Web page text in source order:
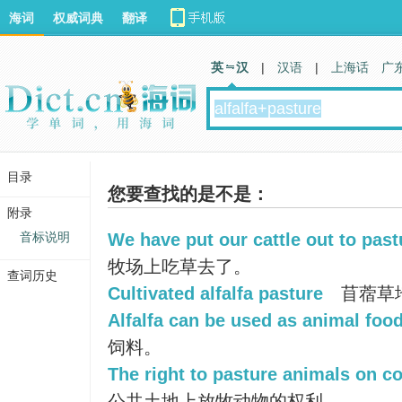
您要查找的是不是：
We have put our cattle out to
牧场上吃草去了。
Cultivated alfalfa pasture
苜蓿草
Alfalfa can be used as animal
饲料。
The right to pasture animals on
海词 权威词典 翻译
英 汉 | 汉语 | 上海话 广
目录
附录
音标说明
查词历史